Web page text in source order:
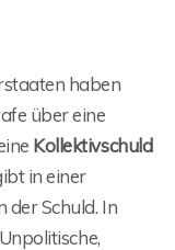
haben
über eine
Kollektivschuld
in einer
der Schuld. In